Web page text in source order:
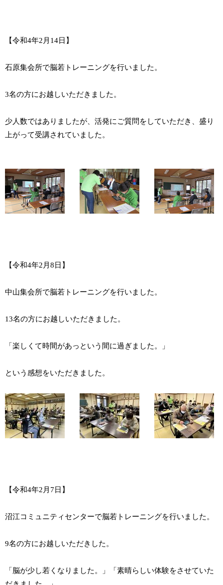
【令和4年2月14日】
石原集会所で脳若トレーニングを行いました。
3名の方にお越しいただきました。
少人数ではありましたが、活発にご質問をしていただき、盛り
上がって受講されていました。
【令和4年2月8日】
中山集会所で脳若トレーニングを行いました。
13名の方にお越しいただきました。
「楽しくて時間があっという間に過ぎました。」
という感想をいただきました。
【令和4年2月7日】
沼江コミュニティセンターで脳若トレーニングを行いました。
9名の方にお越しいただきした。
「脳が少し若くなりました。」「素晴らしい体験をさせていた